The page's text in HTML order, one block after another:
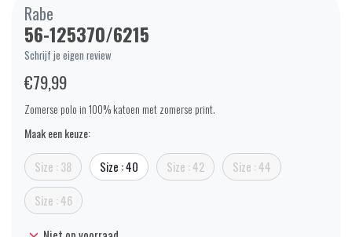
Rabe
56-125370/6215
Schrijf je eigen review
€79,99
Zomerse polo in 100% katoen met zomerse print.
Maak een keuze:
Size : 38 Size : 40 Size : 42 Size : 44
Size : 46